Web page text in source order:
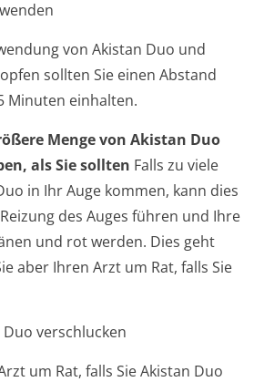
von Akistan Duo und
sollten Sie einen Abstand
Minuten einhalten.
Menge von Akistan Duo
als Sie sollten Falls zu viele
in Ihr Auge kommen, kann dies
des Auges führen und Ihre
und rot werden. Dies geht
aber Ihren Arzt um Rat, falls Sie
verschlucken
um Rat, falls Sie Akistan Duo